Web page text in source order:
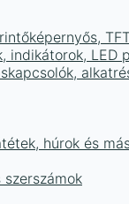
indikátorok, LED
húrok és